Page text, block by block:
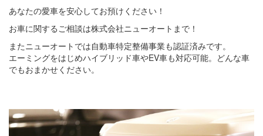
あなたの愛車を安心してお預けください！
お車に関するご相談は株式会社ニューオートまで！
またニューオートでは自動車特定整備事業も認証済みです。
エーミングをはじめハイブリッド車やEV車も対応可能。どんな車
でもおまかせください。